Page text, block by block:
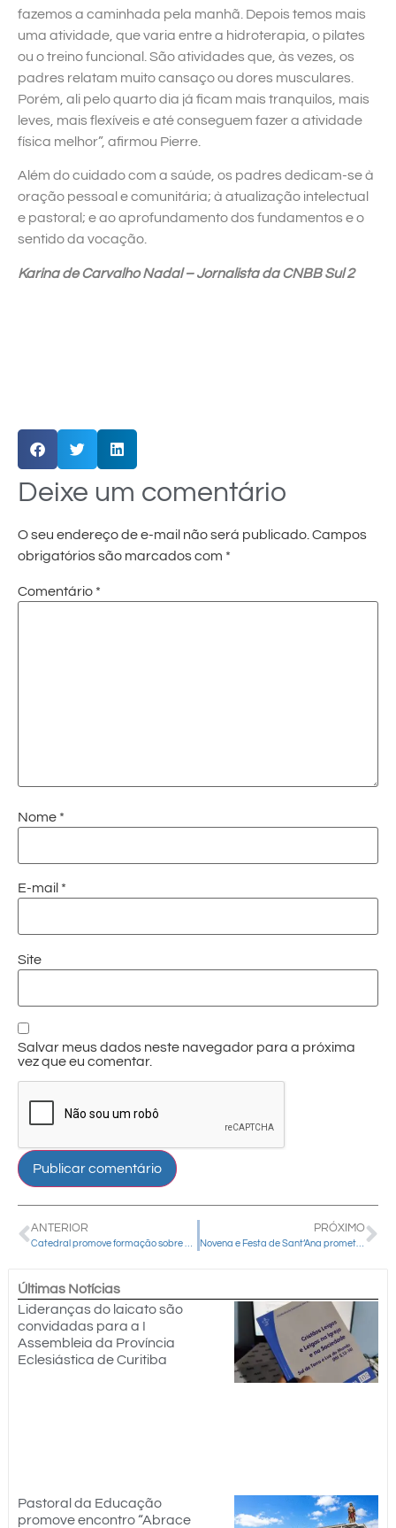
fazemos a caminhada pela manhã. Depois temos mais
uma atividade, que varia entre a hidroterapia, o pilates
ou o treino funcional. São atividades que, às vezes, os
padres relatam muito cansaço ou dores musculares.
Porém, ali pelo quarto dia já ficam mais tranquilos, mais
leves, mais flexíveis e até conseguem fazer a atividade
física melhor”, afirmou Pierre.
Além do cuidado com a saúde, os padres dedicam-se à
oração pessoal e comunitária; à atualização intelectual
e pastoral; e ao aprofundamento dos fundamentos e o
sentido da vocação.
Karina de Carvalho Nadal – Jornalista da CNBB Sul 2
Deixe um comentário
O seu endereço de e-mail não será publicado. Campos
obrigatórios são marcados com *
Comentário *
Nome *
E-mail *
Site
Salvar meus dados neste navegador para a próxima
vez que eu comentar.
ANTERIOR PRÓXIMO
Novena e Festa de Sant’Ana prometem movimentar a comunidade de Laranjeiras do Sul
Últimas Notícias
Lideranças do laicato são
convidadas para a I
Assembleia da Província
Eclesiástica de Curitiba
Pastoral da Educação
promove encontro “Abrace